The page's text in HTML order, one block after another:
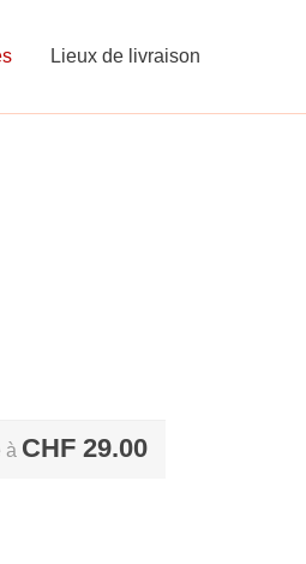
Lieux de livraison
à CHF 29.00